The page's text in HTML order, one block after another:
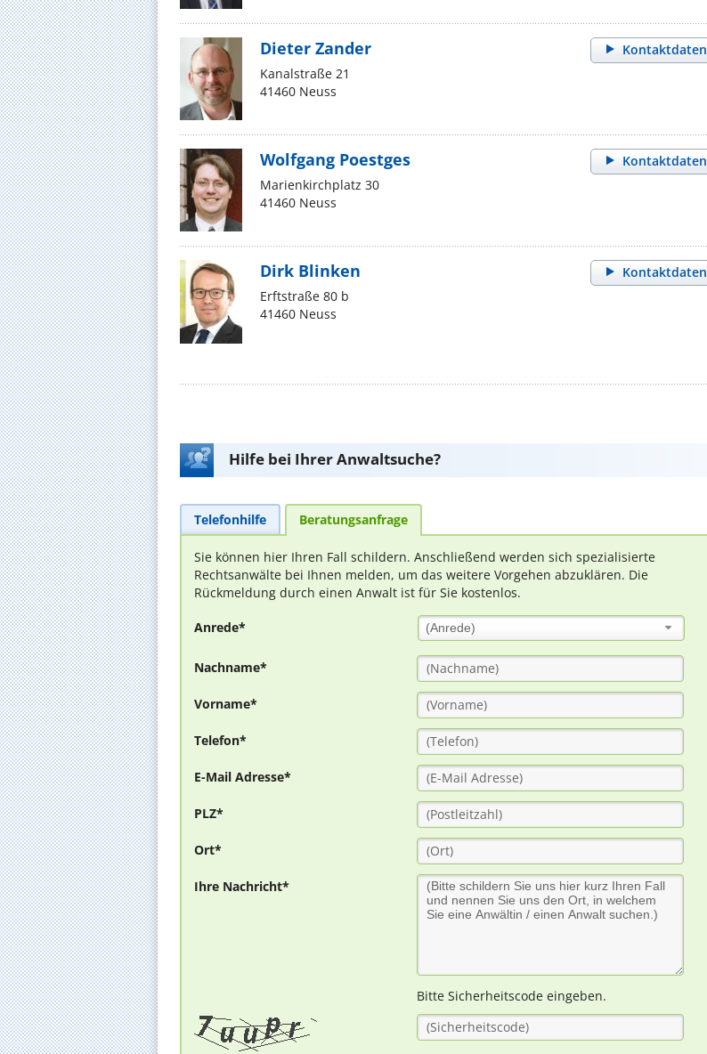
Kontaktdaten
Dieter Zander
Kanalstraße 21
41460 Neuss
Kontaktdaten
Wolfgang Poestges
Marienkirchplatz 30
41460 Neuss
Kontaktdaten
Dirk Blinken
Erftstraße 80 b
41460 Neuss
Hilfe bei Ihrer Anwaltsuche?
Telefonhilfe Beratungsanfrage
Sie können hier Ihren Fall schildern. Anschließend werden sich spezialisierte
Rechtsanwälte bei Ihnen melden, um das weitere Vorgehen abzuklären. Die
Rückmeldung durch einen Anwalt ist für Sie kostenlos.
Anrede* (Anrede)
Nachname*
Vorname*
Telefon*
E-Mail Adresse*
PLZ*
Ort*
Ihre Nachricht*
Bitte Sicherheitscode eingeben.